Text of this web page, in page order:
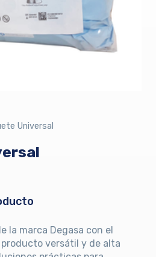
Universal
la marca Degasa con el
versátil y de alta